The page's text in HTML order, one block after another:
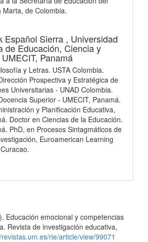
Marta, de Colombia.
Español Sierra , Universidad
de Educación, Ciencia y
Panamá
y Letras. USTA Colombia.
Prospectiva y Estratégica de
Universitarias - UNAD Colombia.
Superior - UMECIT, Panamá.
y Planificación Educativa,
Doctor en Ciencias de la Educación.
PhD, en Procesos Sintagmáticos de
Euroamerican Learning
Educación emocional y competencias
Revista de investigación educativa,
rie/article/view/99071